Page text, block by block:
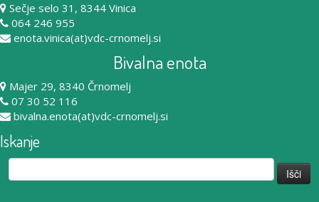
Sečje selo 31, 8344 Vinica
064 246 955
enota.vinica(at)vdc-crnomelj.si
Bivalna enota
Majer 29, 8340 Črnomelj
07 30 52 116
bivalna.enota(at)vdc-crnomelj.si
Iskanje
Išči: